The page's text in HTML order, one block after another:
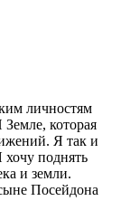
личностям
которая
Я так и
поднять
и земли.
Посейдона